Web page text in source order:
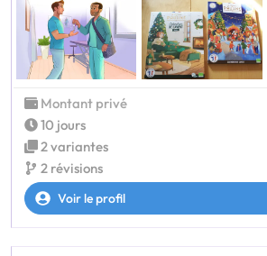
Montant privé
10 jours
2 variantes
2 révisions
Voir le profil